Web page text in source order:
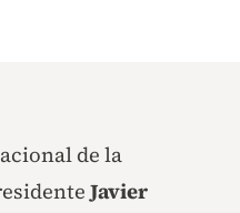
de la
Javier